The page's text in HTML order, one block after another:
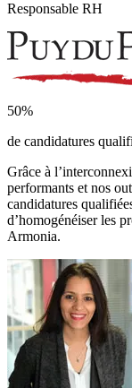
Responsable RH
50%
de candidatures
Grâce à
performants et nos
candidatures
d’homogénéiser les
Armonia.